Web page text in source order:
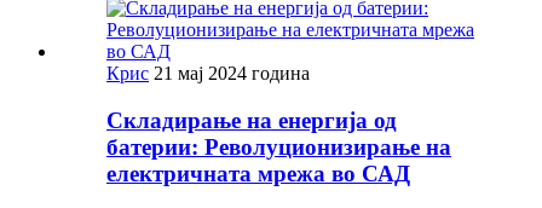
Крис 21 мај 2024 година
Складирање на енергија од
батерии: Револуционизирање на
електричната мрежа во САД